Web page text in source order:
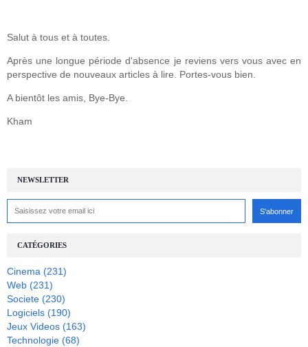
NEWSLETTER
CATÉGORIES
Cinema (231)
Web (231)
Societe (230)
Logiciels (190)
Jeux Videos (163)
Technologie (68)
Salut à tous et à toutes.
Après une longue période d'absence je reviens vers vous avec en
perspective de nouveaux articles à lire. Portes-vous bien.
A bientôt les amis, Bye-Bye.
Kham